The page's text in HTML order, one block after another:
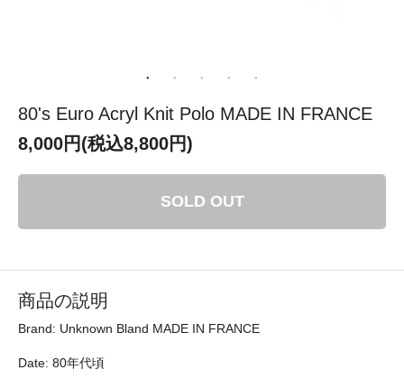
80's Euro Acryl Knit Polo MADE IN FRANCE
8,000円(税込8,800円)
SOLD OUT
商品の説明
Brand: Unknown Bland MADE IN FRANCE
Date: 80年代頃